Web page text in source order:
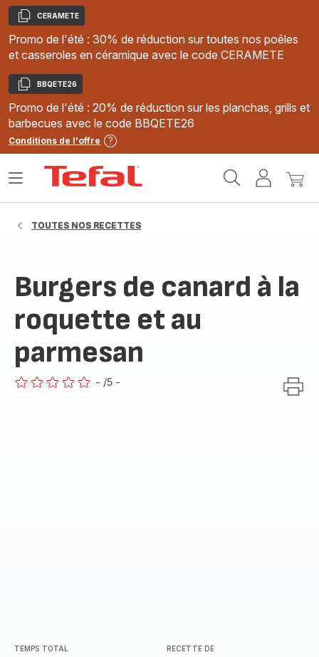
Copier
CERAMETE
Promo de l'été : 30% de réduction sur toutes nos poêles
et casseroles en céramique avec le code CERAMETE
Copier
BBQETE26
Promo de l'été : 20% de réduction sur les planchas, grills et
barbecues avec le code BBQETE26
Conditions de l'offre
MonMon
Ouvrir
TOUTES NOS RECETTES
Burgers de canard à la
roquette et au
parmesan
- /5 -
TEMPS TOTAL RECETTE DE